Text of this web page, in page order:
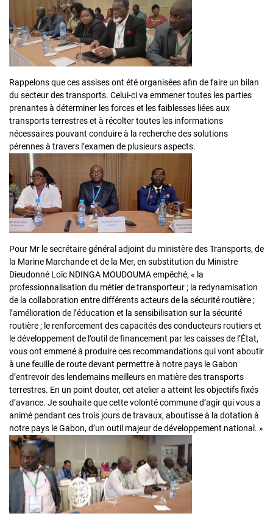
Rappelons que ces assises ont été organisées afin de faire un bilan
du secteur des transports. Celui-ci va emmener toutes les parties
prenantes à déterminer les forces et les faiblesses liées aux
transports terrestres et à récolter toutes les informations
nécessaires pouvant conduire à la recherche des solutions
pérennes à travers l’examen de plusieurs aspects.
Pour Mr le secrétaire général adjoint du ministère des Transports, de
la Marine Marchande et de la Mer, en substitution du Ministre
Dieudonné Loïc NDINGA MOUDOUMA empêché, « la
professionnalisation du métier de transporteur ; la redynamisation
de la collaboration entre différents acteurs de la sécurité routière ;
l’amélioration de l’éducation et la sensibilisation sur la sécurité
routière ; le renforcement des capacités des conducteurs routiers et
le développement de l’outil de financement par les caisses de l’État,
vous ont emmené à produire ces recommandations qui vont aboutir
à une feuille de route devant permettre à notre pays le Gabon
d’entrevoir des lendemains meilleurs en matière des transports
terrestres. En un point douter, cet atelier a atteint les objectifs fixés
d’avance. Je souhaite que cette volonté commune d’agir qui vous a
animé pendant ces trois jours de travaux, aboutisse à la dotation à
notre pays le Gabon, d’un outil majeur de développement national. »